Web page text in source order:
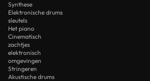
Synthese
Elektronische drums
sleutels
Het piano
Cinematisch
zachtjes
elektronisch
omgevingen
Stringeren
Akustische drums